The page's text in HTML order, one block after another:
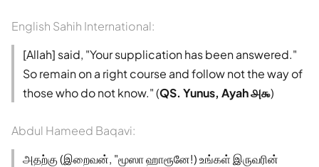
English Sahih International:
[Allah] said, "Your supplication has been answered."
So remain on a right course and follow not the way of
those who do not know." (QS. Yunus, Ayah ௮௯)
Abdul Hameed Baqavi:
அதற்கு (இறைவன், "மூஸா ஹாரூனே!) உங்கள் இருவரின்